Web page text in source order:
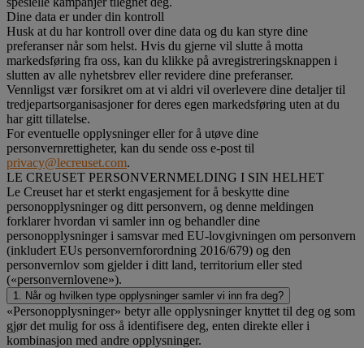
Dine data er under din kontroll
Husk at du har kontroll over dine data og du kan styre dine
preferanser når som helst. Hvis du gjerne vil slutte å motta
markedsføring fra oss, kan du klikke på avregistreringsknappen i
slutten av alle nyhetsbrev eller revidere dine preferanser.
Vennligst vær forsikret om at vi aldri vil overlevere dine detaljer til
tredjepartsorganisasjoner for deres egen markedsføring uten at du
har gitt tillatelse.
For eventuelle opplysninger eller for å utøve dine
personvernrettigheter, kan du sende oss e-post til
privacy@lecreuset.com.
LE CREUSET PERSONVERNMELDING I SIN HELHET
Le Creuset har et sterkt engasjement for å beskytte dine
personopplysninger og ditt personvern, og denne meldingen
forklarer hvordan vi samler inn og behandler dine
personopplysninger i samsvar med EU-lovgivningen om personvern
(inkludert EUs personvernforordning 2016/679) og den
personvernlov som gjelder i ditt land, territorium eller sted
(«personvernlovene»).
1. Når og hvilken type opplysninger samler vi inn fra deg?
«Personopplysninger» betyr alle opplysninger knyttet til deg og som
gjør det mulig for oss å identifisere deg, enten direkte eller i
kombinasjon med andre opplysninger.